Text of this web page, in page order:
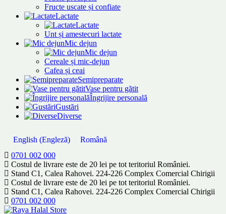
Fructe uscate și confiate
Lactate
Lactate
Unt și amestecuri lactate
Mic dejun
Mic dejun
Cereale și mic-dejun
Cafea și ceai
Semipreparate
Vase pentru gătit
Îngrijire personală
Gustări
Diverse
English (Engleză)
Română
0701 002 000
Costul de livrare este de 20 lei pe tot teritoriul României.
Stand C1, Calea Rahovei. 224-226 Complex Comercial Chirigii
Costul de livrare este de 20 lei pe tot teritoriul României.
Stand C1, Calea Rahovei. 224-226 Complex Comercial Chirigii
0701 002 000